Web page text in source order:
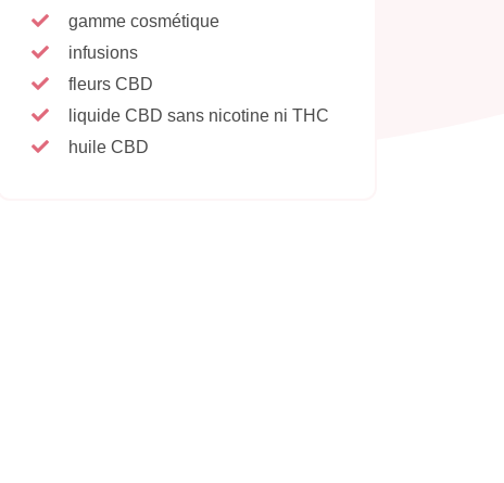
gamme cosmétique
infusions
fleurs CBD
liquide CBD sans nicotine ni THC
huile CBD